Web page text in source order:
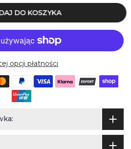
DO KOSZYKA
opcji płatności